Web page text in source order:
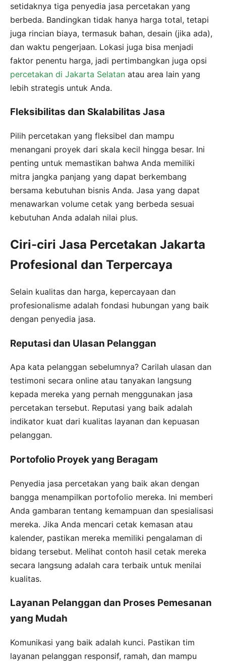
setidaknya tiga penyedia jasa percetakan yang
berbeda. Bandingkan tidak hanya harga total, tetapi
juga rincian biaya, termasuk bahan, desain (jika ada),
dan waktu pengerjaan. Lokasi juga bisa menjadi
faktor penentu harga, jadi pertimbangkan juga opsi
percetakan di Jakarta Selatan atau area lain yang
lebih strategis untuk Anda.
Fleksibilitas dan Skalabilitas Jasa
Pilih percetakan yang fleksibel dan mampu
menangani proyek dari skala kecil hingga besar. Ini
penting untuk memastikan bahwa Anda memiliki
mitra jangka panjang yang dapat berkembang
bersama kebutuhan bisnis Anda. Jasa yang dapat
menawarkan volume cetak yang berbeda sesuai
kebutuhan Anda adalah nilai plus.
Ciri-ciri Jasa Percetakan Jakarta
Profesional dan Terpercaya
Selain kualitas dan harga, kepercayaan dan
profesionalisme adalah fondasi hubungan yang baik
dengan penyedia jasa.
Reputasi dan Ulasan Pelanggan
Apa kata pelanggan sebelumnya? Carilah ulasan dan
testimoni secara online atau tanyakan langsung
kepada mereka yang pernah menggunakan jasa
percetakan tersebut. Reputasi yang baik adalah
indikator kuat dari kualitas layanan dan kepuasan
pelanggan.
Portofolio Proyek yang Beragam
Penyedia jasa percetakan yang baik akan dengan
bangga menampilkan portofolio mereka. Ini memberi
Anda gambaran tentang kemampuan dan spesialisasi
mereka. Jika Anda mencari cetak kemasan atau
kalender, pastikan mereka memiliki pengalaman di
bidang tersebut. Melihat contoh hasil cetak mereka
secara langsung adalah cara terbaik untuk menilai
kualitas.
Layanan Pelanggan dan Proses Pemesanan
yang Mudah
Komunikasi yang baik adalah kunci. Pastikan tim
layanan pelanggan responsif, ramah, dan mampu